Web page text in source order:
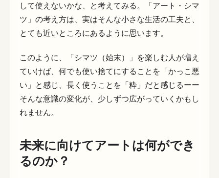
して使えないかな、と考えてみる。「アート・シマ
ツ」の考え方は、実はそんな小さな生活の工夫と、
とても近いところにあるように思います。
このように、「シマツ（始末）」を楽しむ人が増え
ていけば、何でも使い捨てにすることを「かっこ悪
い」と感じ、長く使うことを「粋」だと感じるーー
そんな意識の変化が、少しずつ広がっていくかもし
れません。
未来に向けてアートは何ができ
るのか？